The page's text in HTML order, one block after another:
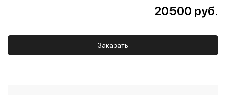
20500 руб.
Заказать